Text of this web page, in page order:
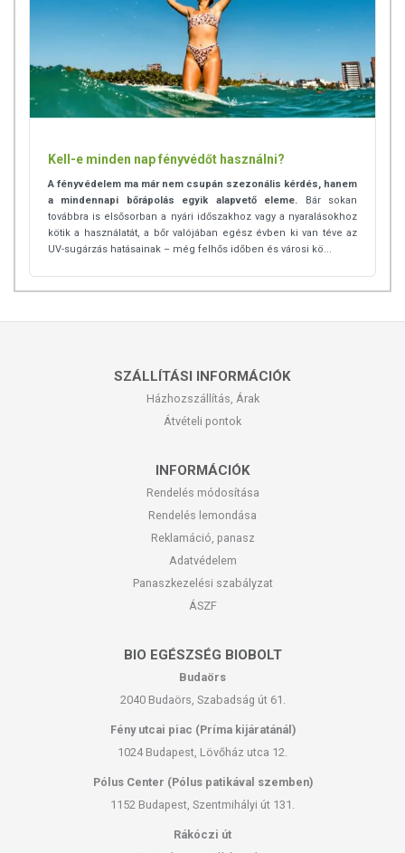
Kell-e minden nap fényvédőt használni?
A fényvédelem ma már nem csupán szezonális kérdés, hanem
a mindennapi bőrápolás egyik alapvető eleme.
Bár sokan
továbbra is elsősorban a nyári időszakhoz vagy a nyaralásokhoz
kötik a használatát, a bőr valójában egész évben ki van téve az
UV-sugárzás hatásainak – még felhős időben és városi kö...
SZÁLLÍTÁSI INFORMÁCIÓK
Házhozszállítás, Árak
Átvételi pontok
INFORMÁCIÓK
Rendelés módosítása
Rendelés lemondása
Reklamáció, panasz
Adatvédelem
Panaszkezelési szabályzat
ÁSZF
BIO EGÉSZSÉG BIOBOLT
Budaörs
2040 Budaörs, Szabadság út 61.
Fény utcai piac (Príma kijáratánál)
1024 Budapest, Lövőház utca 12.
Pólus Center (Pólus patikával szemben)
1152 Budapest, Szentmihályi út 131.
Rákóczi út